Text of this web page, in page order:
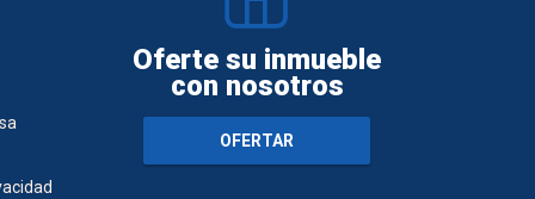
Oferte su inmueble
con nosotros
OFERTAR